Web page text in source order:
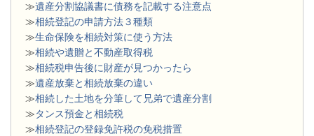
≫遺産分割協議書に債務を記載する注意点
≫相続登記の申請方法３種類
≫生命保険を相続対策に使う方法
≫相続や遺贈と不動産取得税
≫相続税申告後に財産が見つかったら
≫遺産放棄と相続放棄の違い
≫相続した土地を分筆して兄弟で遺産分割
≫タンス預金と相続税
≫相続登記の登録免許税の免税措置